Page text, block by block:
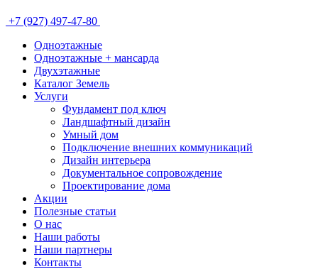
+7 (927) 497-47-80
Одноэтажные
Одноэтажные + мансарда
Двухэтажные
Каталог Земель
Услуги
Фундамент под ключ
Ландшафтный дизайн
Умный дом
Подключение внешних коммуникаций
Дизайн интерьера
Документальное сопровождение
Проектирование дома
Акции
Полезные статьи
О нас
Наши работы
Наши партнеры
Контакты